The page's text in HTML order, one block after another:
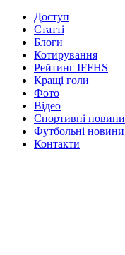
Доступ
Статті
Блоги
Котирування
Рейтинг IFFHS
Кращі голи
Фото
Відео
Спортивні новини
Футбольні новини
Контакти